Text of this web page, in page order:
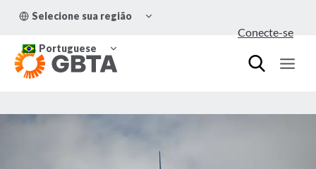
para
Conteúdo
Selecione sua região
MENU
Portuguese
MENU
FILHO
Conecte-se